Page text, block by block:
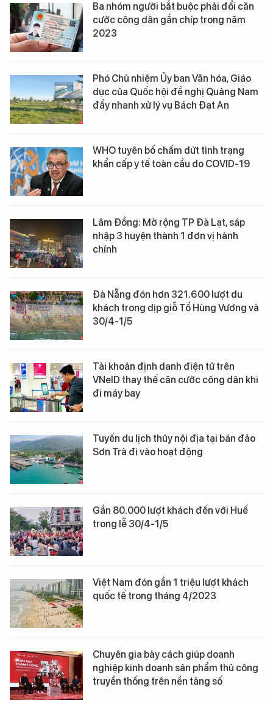
Ba nhóm người bắt buộc phải đổi căn
cước công dân gắn chíp trong năm
2023
Phó Chủ nhiệm Ủy ban Văn hóa, Giáo
dục của Quốc hội đề nghị Quảng Nam
đẩy nhanh xử lý vụ Bách Đạt An
WHO tuyên bố chấm dứt tình trạng
khẩn cấp y tế toàn cầu do COVID-19
Lâm Đồng: Mở rộng TP Đà Lạt, sáp
nhập 3 huyện thành 1 đơn vị hành
chính
Đà Nẵng đón hơn 321.600 lượt du
khách trong dịp giỗ Tổ Hùng Vương và
30/4-1/5
Tài khoản định danh điện tử trên
VNeID thay thế căn cước công dân khi
đi máy bay
Tuyến du lịch thủy nội địa tại bán đảo
Sơn Trà đi vào hoạt động
Gần 80.000 lượt khách đến với Huế
trong lễ 30/4-1/5
Việt Nam đón gần 1 triệu lượt khách
quốc tế trong tháng 4/2023
Chuyên gia bày cách giúp doanh
nghiệp kinh doanh sản phẩm thủ công
truyền thống trên nền tảng số